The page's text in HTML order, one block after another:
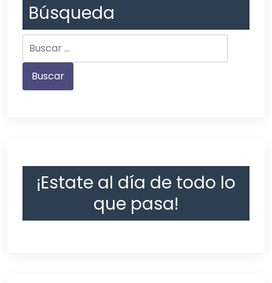
Búsqueda
¡Estate al día de todo lo
que pasa!